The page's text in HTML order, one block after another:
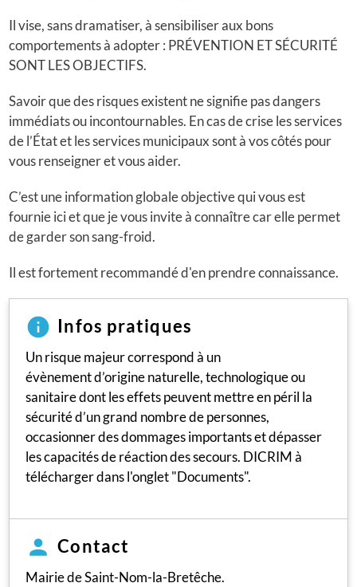
Il vise, sans dramatiser, à sensibiliser aux bons
comportements à adopter : PRÉVENTION ET SÉCURITÉ
SONT LES OBJECTIFS.
Savoir que des risques existent ne signifie pas dangers
immédiats ou incontournables. En cas de crise les services
de l’État et les services municipaux sont à vos côtés pour
vous renseigner et vous aider.
C’est une information globale objective qui vous est
fournie ici et que je vous invite à connaître car elle permet
de garder son sang-froid.
Il est fortement recommandé d'en prendre connaissance.
Infos pratiques
Un risque majeur correspond à un
évènement d’origine naturelle, technologique ou
sanitaire dont les effets peuvent mettre en péril la
sécurité d’un grand nombre de personnes,
occasionner des dommages importants et dépasser
les capacités de réaction des secours. DICRIM à
télécharger dans l'onglet "Documents".
Contact
Mairie de Saint-Nom-la-Bretêche.